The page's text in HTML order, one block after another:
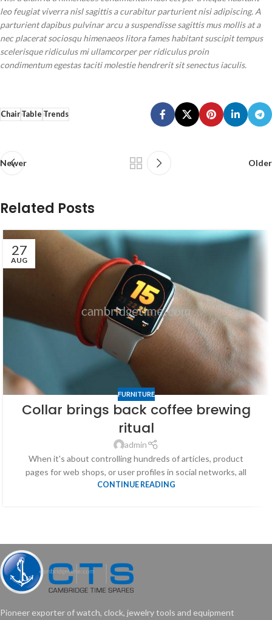
leo feugiat viverra nisl sagittis a curabitur parturient nisi adipiscing. A
parturient dapibus pulvinar arcu a suspendisse sagittis mus mollis at a
nec placerat sociosqu himenaeos litora fames habitant suscipit tempus
scelerisque ridiculus mi ullamcorper per ridiculus proin
condimentum egestas taciti molestie hendrerit sit senectus iaculis.
ChairTable Trends
Newer Older
Related Posts
27
AUG
FURNITURE
Collar brings back coffee brewing
ritual
admin
When it's about controlling hundreds of articles, product
pages for web shops, or user profiles in social networks, all
CONTINUE READING
Pioneer exporter of watch, clock, jewelry tools and equipment